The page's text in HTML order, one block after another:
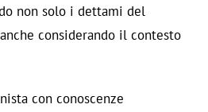
non solo i dettami del
considerando il contesto
con conoscenze